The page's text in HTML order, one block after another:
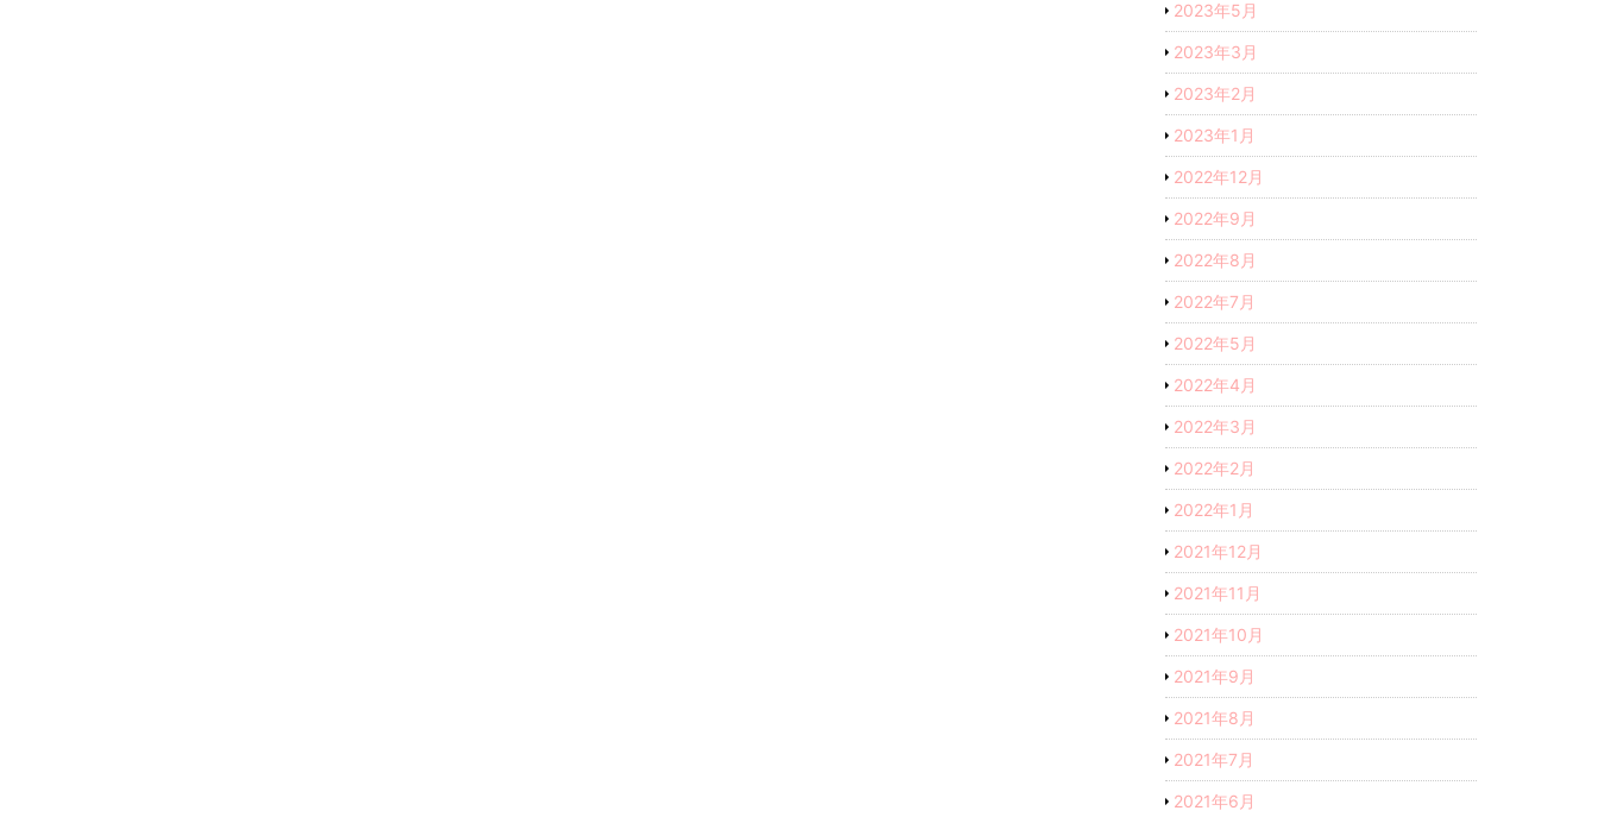
2023年5月
2023年3月
2023年2月
2023年1月
2022年12月
2022年9月
2022年8月
2022年7月
2022年5月
2022年4月
2022年3月
2022年2月
2022年1月
2021年12月
2021年11月
2021年10月
2021年9月
2021年8月
2021年7月
2021年6月